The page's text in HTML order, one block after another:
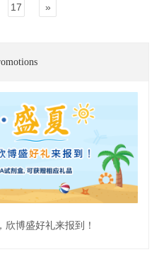
17 »
博盛好礼来报到！